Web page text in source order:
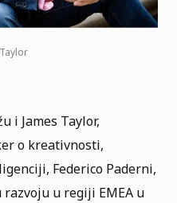
i James Taylor,
o kreativnosti,
Federico Paderni,
u regiji EMEA u